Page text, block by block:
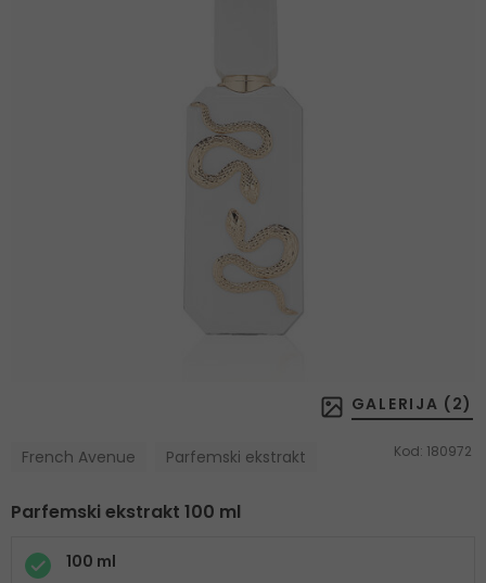
GALERIJA ( 2)
French Avenue Parfemski ekstrakt Kod: 180972
Parfemski ekstrakt 100 ml
100 ml